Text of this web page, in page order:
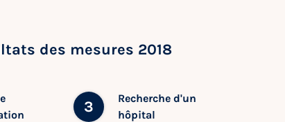
des mesures 2018
3
Recherche d'un
hôpital